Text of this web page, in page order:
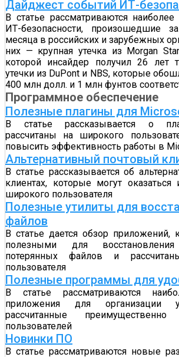
Дайджест событий ИТ-
В статье рассматриваются
ИТ-безопасности, произошедшие
месяца в российских и зарубежных
них — крупная утечка из Morgan
которой инсайдер получил 26
утечки из DuPont и NBS, которые
400 млн долл. и 1 млн фунтов
Программное обеспечение
Полезные плагины для
В статье рассказывается о
рассчитаны на широкого
повысить эффективность работы в
Альтернативный почтовый
В статье рассказывается об
клиентах, которые могут
широкого пользователя
Полезные утилиты для
файлов
В статье дается обзор приложений,
полезными для
потерянных файлов и
пользователя
Полезные программы для
В статье рассматриваются
приложения для организации
рассчитанные
пользователей
Новинки ПО
В статье рассматриваются новые